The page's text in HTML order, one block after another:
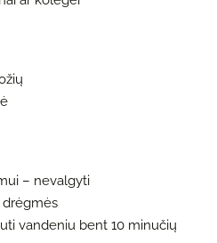
– nevalgyti
drėgmės
vandeniu bent 10 minučių